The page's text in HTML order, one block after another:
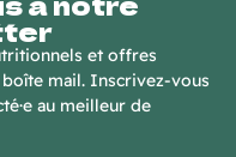
et offres
mail. Inscrivez-vous
au meilleur de